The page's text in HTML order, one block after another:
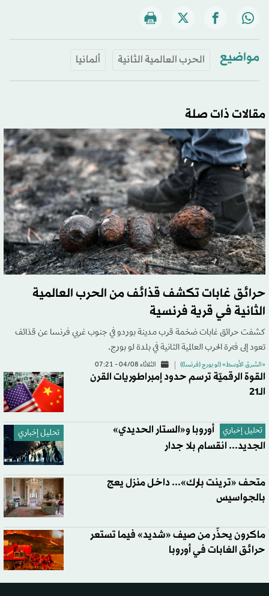
مواضيع الحرب العالمية الثانية ألمانيا
مقالات ذات صلة
حرائق غابات تكشف قذائف من الحرب العالمية
الثانية في قرية فرنسية
كشفت حرائق غابات ضخمة قرب مدينة بوردو في جنوب غربي فرنسا عن قذائف
تعود إلى فترة الحرب العالمية الثانية في بلدة لو بورج.
«الشرق الأوسط» (لو بورج (فرنسا)) الثلاثاء 04/08 - 07:21
القوة الرقميّة ترسم حدود إمبراطوريات القرن
الـ21
تحليل إخباري تحليل إخباري
أوروبا و«الستار الحديدي»
الجديد... انقسام بلا جدار
متحف «ترينت بارك»... داخل منزل يعج
بالجواسيس
ماكرون يحذّر من صيف «شديد» فيما تستعر
حرائق الغابات في أوروبا